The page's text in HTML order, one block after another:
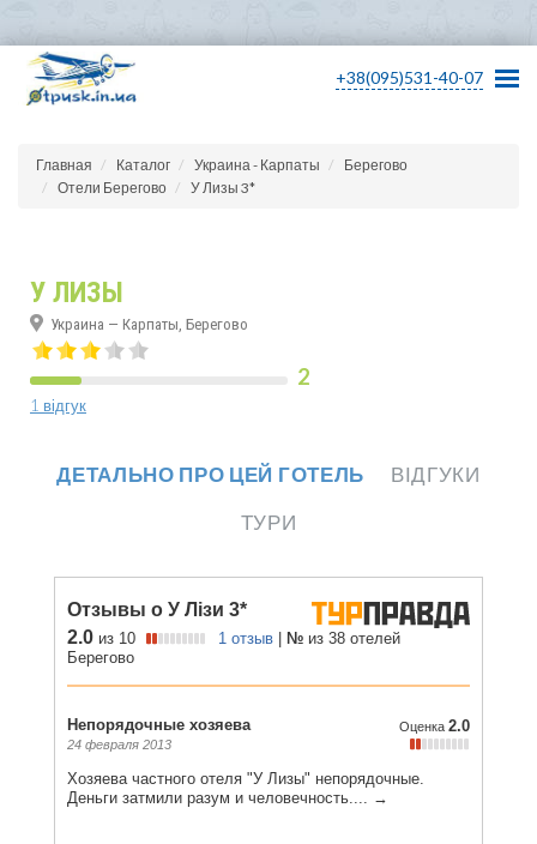
+38(095)531-40-07
Главная Каталог Украина - Карпаты
Берегово
Отели Берегово
У Лизы 3*
У ЛИЗЫ
Украина — Карпаты, Берегово
2
1 відгук
ДЕТАЛЬНО ПРО ЦЕЙ ГОТЕЛЬ
ВІДГУКИ
ТУРИ